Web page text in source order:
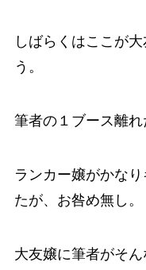
しばらくはここが
う。
筆者の１ブース離れ
ランカー嬢がかな
たが、お咎め無し。
大友嬢に筆者がそん